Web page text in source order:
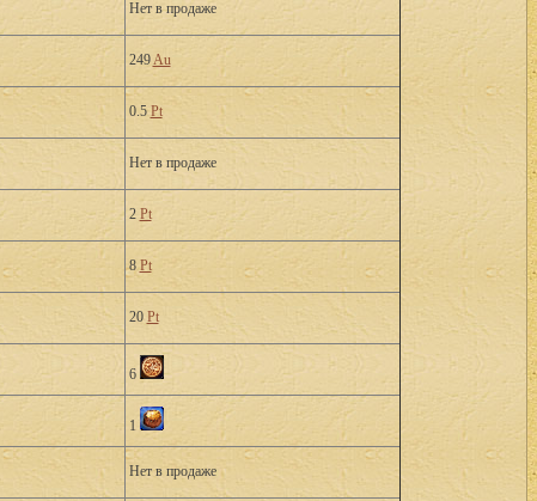
Нет в продаже
249Au
0.5 Pt
Нет в продаже
2 Pt
8 Pt
20 Pt
6
1
Нет в продаже